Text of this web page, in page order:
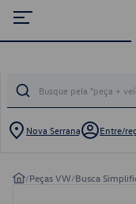
Nova Serrana Entre/
/Peças VW/Busca